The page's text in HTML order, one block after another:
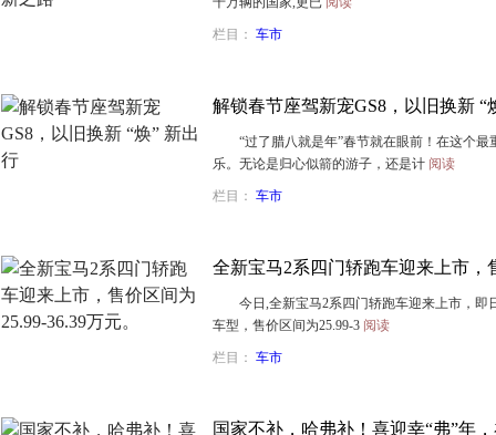
栏目： 车市
解锁春节座驾新宠GS8，以旧换新 “
“过了腊八就是年”春节就在眼前！在这个最
乐。无论是归心似箭的游子，还是计 阅读
栏目： 车市
全新宝马2系四门轿跑车迎来上市，
今日,全新宝马2系四门轿跑车迎来上市，即
车型，售价区间为25.99-3 阅读
栏目： 车市
国家不补，哈弗补！喜迎幸“弗”年